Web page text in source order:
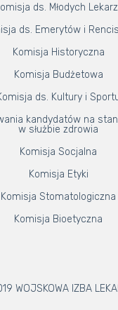
ds. Młodych
ds. Emerytów i
Komisja Historyczna
Komisja Budżetowa
ds. Kultury i
kandydatów na
w służbie zdrowia
Komisja Socjalna
Komisja Etyki
Komisja Stomatologiczna
Komisja Bioetyczna
WOJSKOWA IZBA